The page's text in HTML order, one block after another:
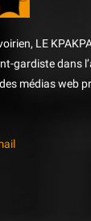
LE
gardiste dans
médias web